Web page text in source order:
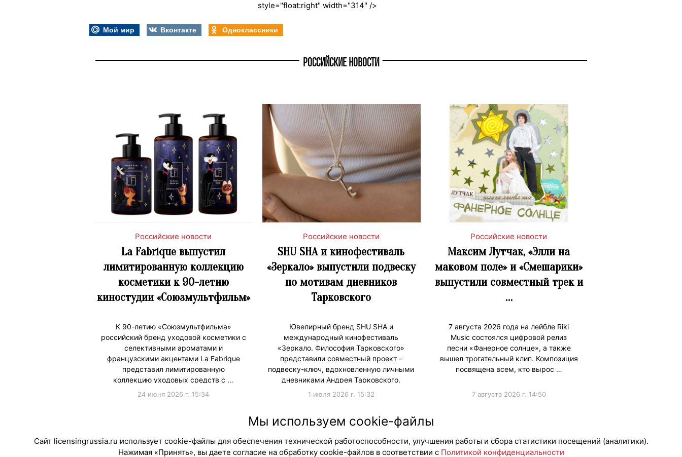
style="float:right" width="314" />
Мой мир Вконтакте Одноклассники
РОССИЙСКИЕ НОВОСТИ
Российские новости
La Fabrique выпустил
лимитированную коллекцию
косметики к 90-летию
киностудии «Союзмультфильм»
К 90-летию «Союзмультфильма»
российский бренд уходовой косметики с
селективными ароматами и
французскими акцентами La Fabrique
представил лимитированную
коллекцию уходовых средств с …
24 июня 2026 г. 15:34
Российские новости
SHU SHA и кинофестиваль
«Зеркало» выпустили подвеску
по мотивам дневников
Тарковского
Ювелирный бренд SHU SHA и
международный кинофестиваль
«Зеркало. Философия Тарковского»
представили совместный проект –
подвеску-ключ, вдохновленную личными
дневниками Андрея Тарковского.
1 июля 2026 г. 15:32
Российские новости
Максим Лутчак, «Элли на
маковом поле» и «Смешарики»
выпустили совместный трек и
…
7 августа 2026 года на лейбле Riki
Music состоялся цифровой релиз
песни «Фанерное солнце», а также
вышел трогательный клип. Композиция
посвящена всем, кто вырос …
7 августа 2026 г. 14:50
Мы используем cookie-файлы
Сайт licensingrussia.ru использует cookie-файлы для обеспечения технической работоспособности, улучшения работы и сбора статистики посещений (аналитики).
Нажимая «Принять», вы даете согласие на обработку cookie-файлов в соответствии с Политикой конфиденциальности